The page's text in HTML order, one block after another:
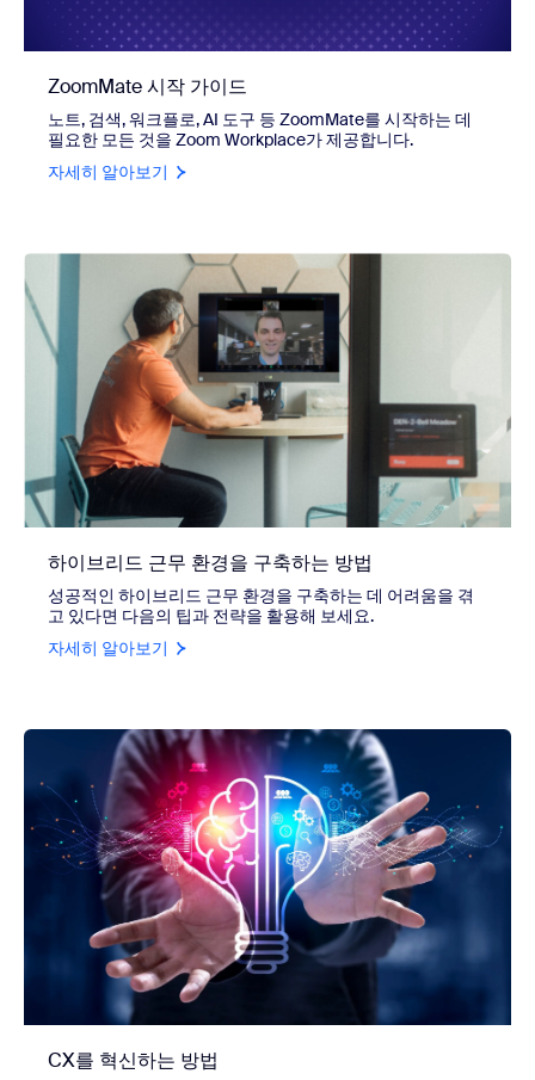
ZoomMate 시작 가이드
노트, 검색, 워크플로, AI 도구 등 ZoomMate를 시작하는 데
필요한 모든 것을 Zoom Workplace가 제공합니다.
자세히 알아보기
하이브리드 근무 환경을 구축하는 방법
성공적인 하이브리드 근무 환경을 구축하는 데 어려움을 겪
고 있다면 다음의 팁과 전략을 활용해 보세요.
자세히 알아보기
CX를 혁신하는 방법